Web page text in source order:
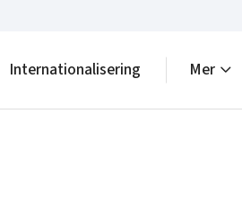
Internationalisering Mer